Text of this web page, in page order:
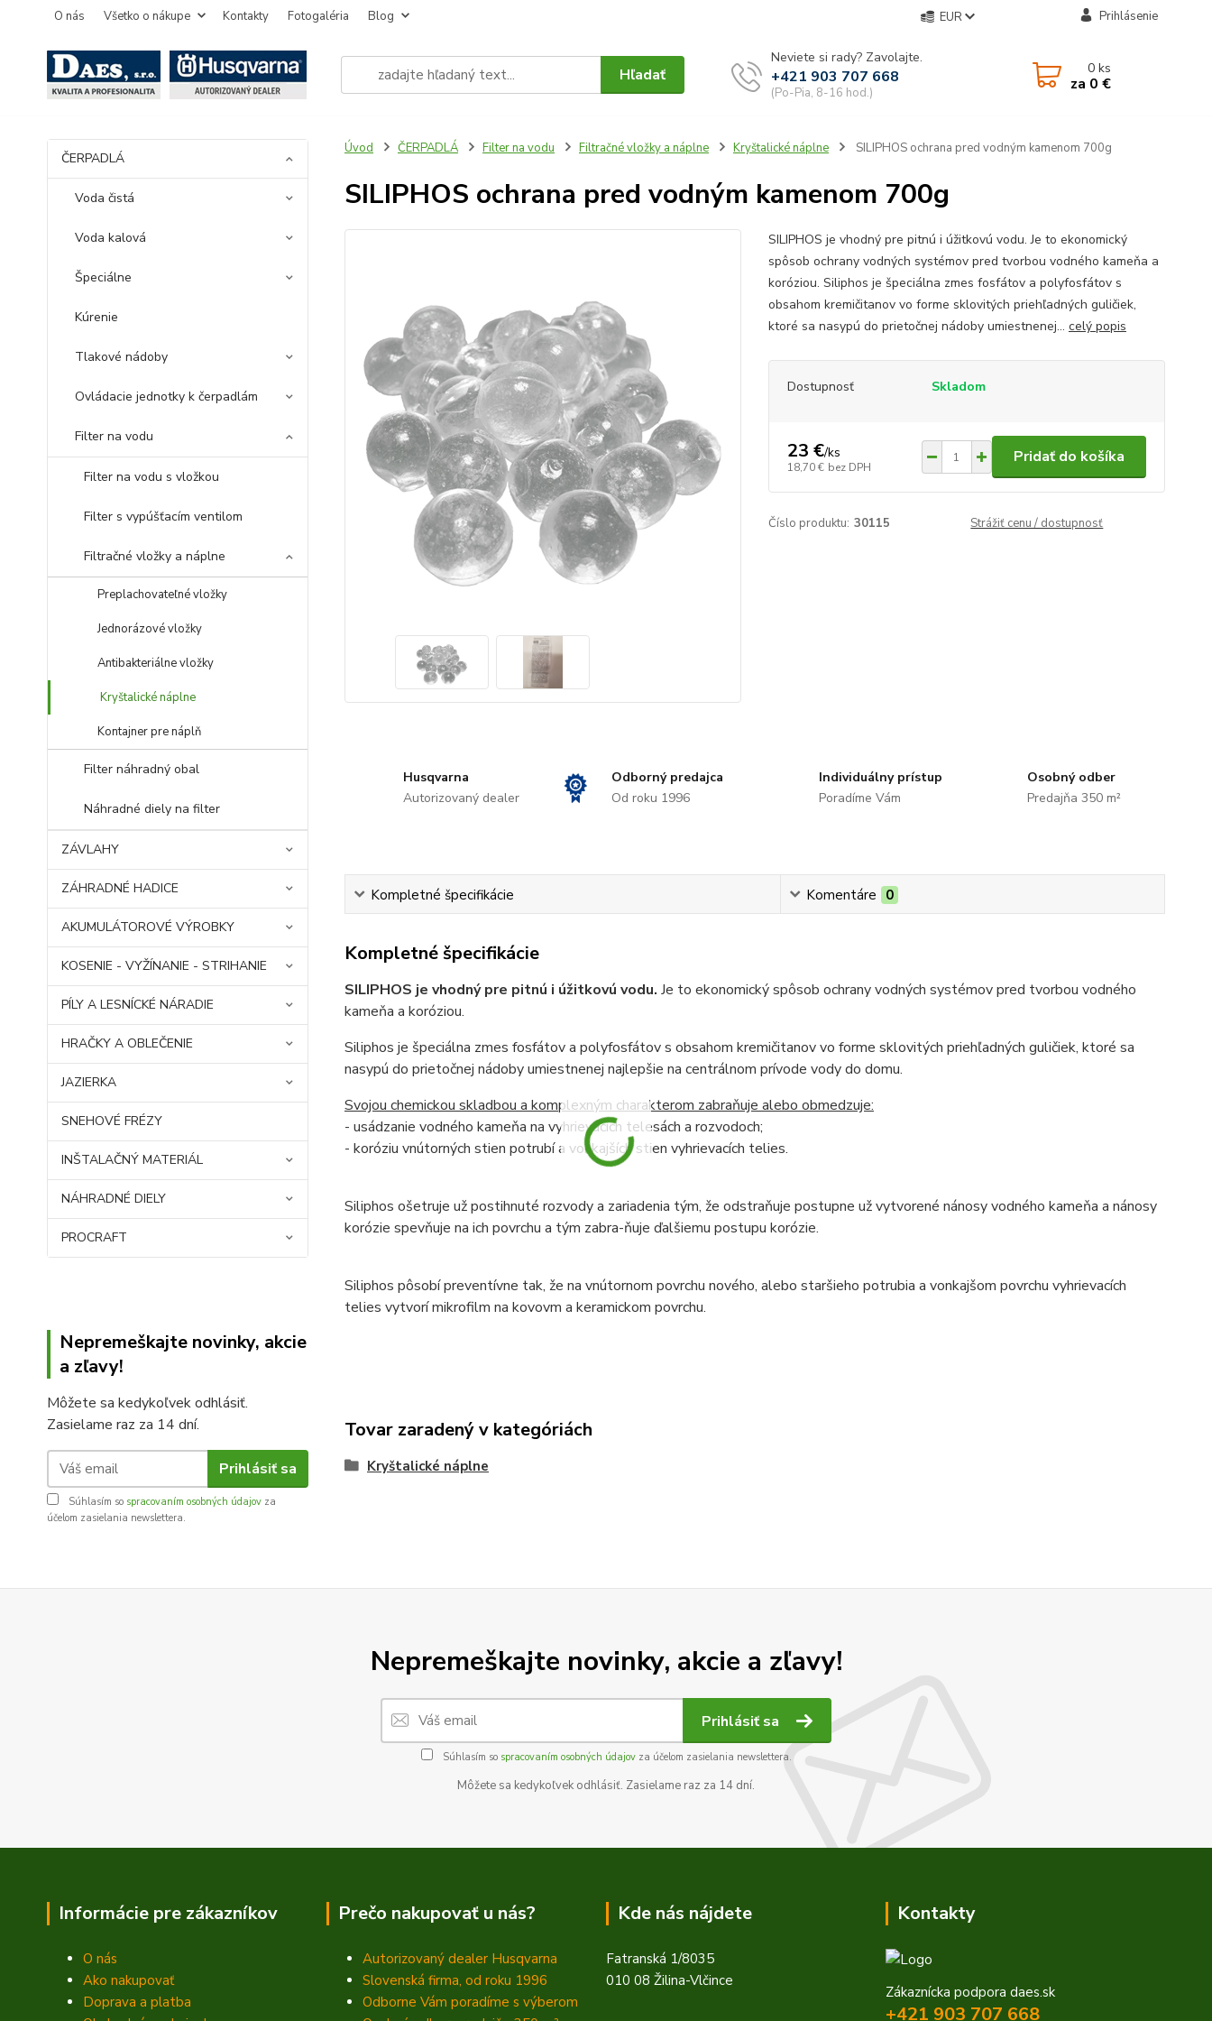
O nás Všetko o nákupe Kontakty Fotogaléria Blog EUR Prihlásenie
Hľadať
Neviete si rady? Zavolajte.
+421 903 707 668
(Po-Pia, 8-16 hod.)
0ks
za 0 €
ČERPADLÁ
Voda čistá
Voda kalová
Špeciálne
Kúrenie
Tlakové nádoby
Ovládacie jednotky k čerpadlám
Filter na vodu
Filter na vodu s vložkou
Filter s vypúšťacím ventilom
Filtračné vložky a náplne
Preplachovateľné vložky
Jednorázové vložky
Antibakteriálne vložky
Kryštalické náplne
Kontajner pre náplň
Filter náhradný obal
Náhradné diely na filter
ZÁVLAHY
ZÁHRADNÉ HADICE
AKUMULÁTOROVÉ VÝROBKY
KOSENIE - VYŽÍNANIE - STRIHANIE
PÍLY A LESNÍCKÉ NÁRADIE
HRAČKY A OBLEČENIE
JAZIERKA
SNEHOVÉ FRÉZY
INŠTALAČNÝ MATERIÁL
NÁHRADNÉ DIELY
PROCRAFT
Nepremeškajte novinky, akcie
a zľavy!
Môžete sa kedykoľvek odhlásiť.
Zasielame raz za 14 dní.
Prihlásiť sa
Súhlasím so spracovaním osobných údajov za
účelom zasielania newslettera.
Úvod ČERPADLÁ Filter na vodu Filtračné vložky a náplne Kryštalické náplne SILIPHOS ochrana pred vodným kamenom 700g
SILIPHOS ochrana pred vodným kamenom 700g
SILIPHOS je vhodný pre pitnú i úžitkovú vodu. Je to ekonomický
spôsob ochrany vodných systémov pred tvorbou vodného kameňa a
koróziou. Siliphos je špeciálna zmes fosfátov a polyfosfátov s
obsahom kremičitanov vo forme sklovitých priehľadných guličiek,
ktoré sa nasypú do prietočnej nádoby umiestnenej... celý popis
Dostupnosť Skladom
23 €/ks
18,70 € bez DPH
Pridať do košíka
Číslo produktu: 30115 Strážiť cenu / dostupnosť
Husqvarna
Autorizovaný dealer
Odborný predajca
Od roku 1996
Individuálny prístup
Poradíme Vám
Osobný odber
Predajňa 350 m²
Kompletné špecifikácie Komentáre 0
Kompletné špecifikácie
SILIPHOS je vhodný pre pitnú i úžitkovú vodu. Je to ekonomický spôsob ochrany vodných systémov pred tvorbou vodného
kameňa a koróziou.
Siliphos je špeciálna zmes fosfátov a polyfosfátov s obsahom kremičitanov vo forme sklovitých priehľadných guličiek, ktoré sa
nasypú do prietočnej nádoby umiestnenej najlepšie na centrálnom prívode vody do domu.
Svojou chemickou skladbou a komplexným charakterom zabraňuje alebo obmedzuje:
- usádzanie vodného kameňa na vyhrievacích telesách a rozvodoch;
- koróziu vnútorných stien potrubí a vonkajších stien vyhrievacích telies.
Siliphos ošetruje už postihnuté rozvody a zariadenia tým, že odstraňuje postupne už vytvorené nánosy vodného kameňa a nánosy
korózie spevňuje na ich povrchu a tým zabra-ňuje ďalšiemu postupu korózie.
Siliphos pôsobí preventívne tak, že na vnútornom povrchu nového, alebo staršieho potrubia a vonkajšom povrchu vyhrievacích
telies vytvorí mikrofilm na kovovm a keramickom povrchu.
Tovar zaradený v kategóriách
Kryštalické náplne
Nepremeškajte novinky, akcie a zľavy!
Prihlásiť sa
Súhlasím so spracovaním osobných údajovza účelom zasielania newslettera.
Môžete sa kedykoľvek odhlásiť. Zasielame raz za 14 dní.
Informácie pre zákazníkov
O nás
Ako nakupovať
Doprava a platba
Prečo nakupovať u nás?
Autorizovaný dealer Husqvarna
Slovenská firma, od roku 1996
Odborne Vám poradíme s výberom
Kde nás nájdete
Fatranská 1/8035
010 08 Žilina-Vlčince
Kontakty
Zákaznícka podpora daes.sk
+421 903 707 668